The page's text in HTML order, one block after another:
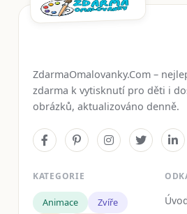
ZdarmaOmalovanky.Com –
zdarma k vytisknutí pro děti i
obrázků, aktualizováno denně.
KATEGORIE
Animace
Zvíře